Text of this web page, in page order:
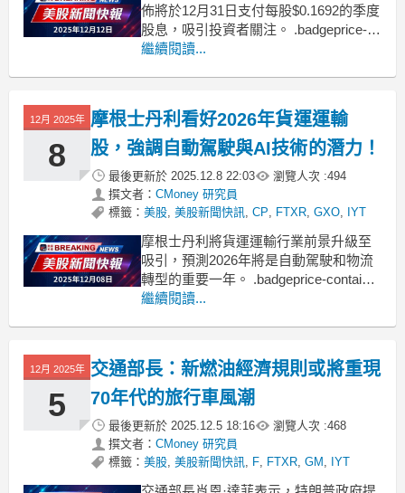
佈將於12月31日支付每股$0.1692的季度
股息，吸引投資者關注。 .badgeprice-
container {
gap: 1rem !importa
繼續閱讀...
12月 2025年
8
摩根士丹利看好2026年貨運運輸
股，強調自動駕駛與AI技術的潛力！
最後更新於 2025.12.8 22:03 瀏覽人次 :494
撰文者： CMoney 研究員
標籤： 美股, 美股新聞快訊, CP, FTXR, GXO, IYT
摩根士丹利將貨運運輸行業前景升級至
吸引，預測2026年將是自動駕駛和物流
轉型的重要一年。 .badgeprice-container
{
gap: 1rem !important;
繼續閱讀...
12月 2025年
5
交通部長：新燃油經濟規則或將重現
70年代的旅行車風潮
最後更新於 2025.12.5 18:16 瀏覽人次 :468
撰文者： CMoney 研究員
標籤： 美股, 美股新聞快訊, F, FTXR, GM , IYT